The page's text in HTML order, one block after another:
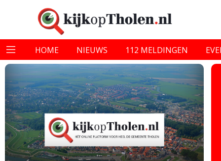
HOME NIEUWS 112 MELDINGEN